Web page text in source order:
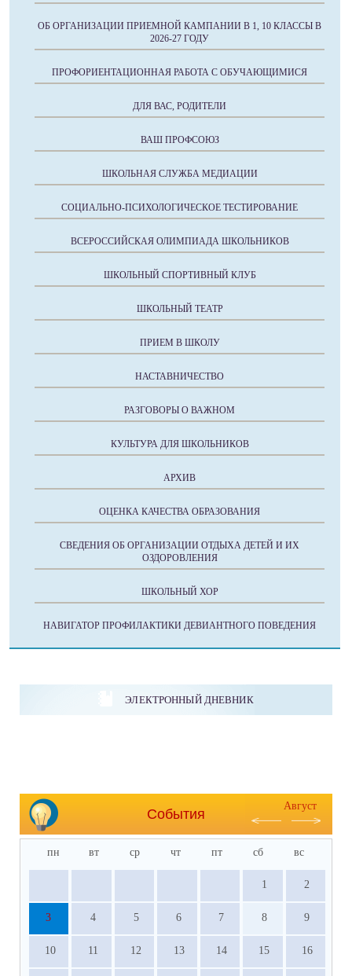
ОБ ОРГАНИЗАЦИИ ПРИЕМНОЙ КАМПАНИИ В 1, 10 КЛАССЫ В
2026-27 ГОДУ
ПРОФОРИЕНТАЦИОННАЯ РАБОТА С ОБУЧАЮЩИМИСЯ
ДЛЯ ВАС, РОДИТЕЛИ
ВАШ ПРОФСОЮЗ
ШКОЛЬНАЯ СЛУЖБА МЕДИАЦИИ
СОЦИАЛЬНО-ПСИХОЛОГИЧЕСКОЕ ТЕСТИРОВАНИЕ
ВСЕРОССИЙСКАЯ ОЛИМПИАДА ШКОЛЬНИКОВ
ШКОЛЬНЫЙ СПОРТИВНЫЙ КЛУБ
ШКОЛЬНЫЙ ТЕАТР
ПРИЕМ В ШКОЛУ
НАСТАВНИЧЕСТВО
РАЗГОВОРЫ О ВАЖНОМ
КУЛЬТУРА ДЛЯ ШКОЛЬНИКОВ
АРХИВ
ОЦЕНКА КАЧЕСТВА ОБРАЗОВАНИЯ
СВЕДЕНИЯ ОБ ОРГАНИЗАЦИИ ОТДЫХА ДЕТЕЙ И ИХ
ОЗДОРОВЛЕНИЯ
ШКОЛЬНЫЙ ХОР
НАВИГАТОР ПРОФИЛАКТИКИ ДЕВИАНТНОГО ПОВЕДЕНИЯ
ЭЛЕКТРОННЫЙ ДНЕВНИК
События
Август
пн вт ср чт пт сб вс
1 2
3 4 5 6 7 8 9
10 11 12 13 14 15 16